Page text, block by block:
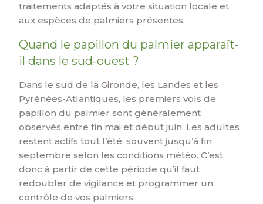
traitements adaptés à votre situation locale et
aux espèces de palmiers présentes.
Quand le papillon du palmier apparaît-
il dans le sud-ouest ?
Dans le sud de la Gironde, les Landes et les
Pyrénées-Atlantiques, les premiers vols de
papillon du palmier sont généralement
observés entre fin mai et début juin. Les adultes
restent actifs tout l’été, souvent jusqu’à fin
septembre selon les conditions météo. C’est
donc à partir de cette période qu’il faut
redoubler de vigilance et programmer un
contrôle de vos palmiers.